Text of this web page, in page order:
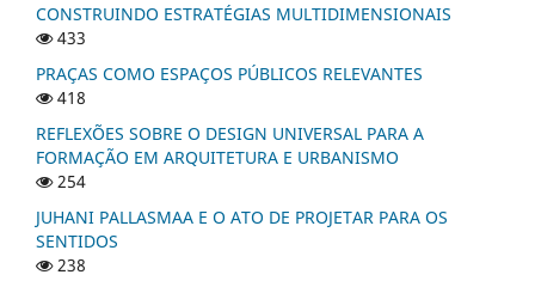
CONSTRUINDO ESTRATÉGIAS MULTIDIMENSIONAIS
433
PRAÇAS COMO ESPAÇOS PÚBLICOS RELEVANTES
418
REFLEXÕES SOBRE O DESIGN UNIVERSAL PARA A
FORMAÇÃO EM ARQUITETURA E URBANISMO
254
JUHANI PALLASMAA E O ATO DE PROJETAR PARA OS
SENTIDOS
238